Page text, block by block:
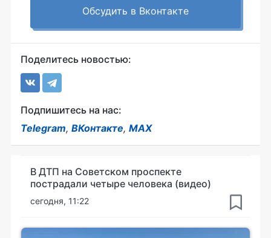
Обсудить в Вконтакте
Поделитесь новостью:
Подпишитесь на нас:
Telegram, ВКонтакте, MAX
В ДТП на Советском проспекте
пострадали четыре человека (видео)
сегодня, 11:22